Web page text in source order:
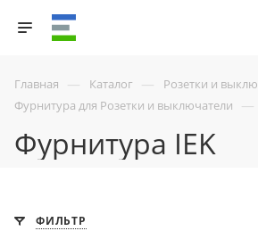
Главная — Каталог — Розетки и
Фурнитура для Розетки и выключатели —
Фурнитура IEK
ФИЛЬТР